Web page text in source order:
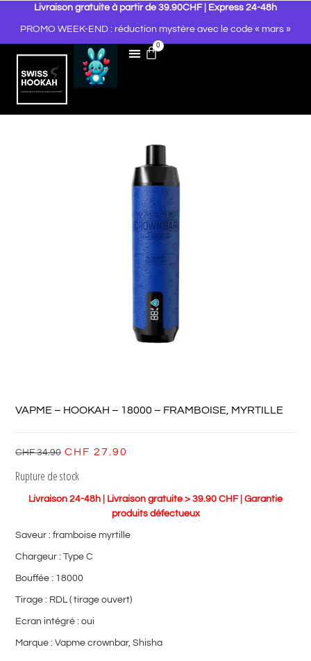
Livraison gratuite à partir de 39.90CHF | Express 24-48h
PROMO WEEK-END : réduction mystère avec le code « mars »
0
VAPME – HOOKAH – 18000 – FRAMBOISE, MYRTILLE
CHF34.90 CHF 27.90
Rupture de stock
Livraison 24-48h | Livraison gratuite > 39.90 CHF | Garantie
produits défectueux
Saveur : framboise myrtille
Chargeur : Type C
Bouffée : 18000
Tirage : RDL ( tirage ouvert)
Ecran intégré : oui
Marque : Vapme crownbar, Shisha